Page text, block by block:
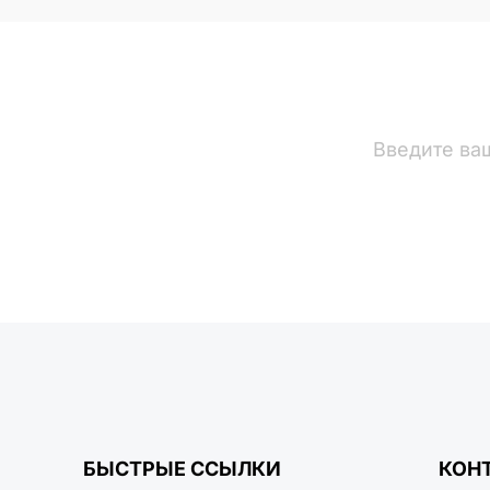
БЫСТРЫЕ ССЫЛКИ